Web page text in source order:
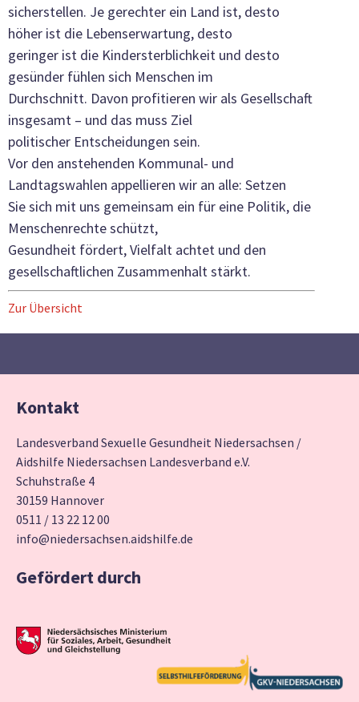
sicherstellen. Je gerechter ein Land ist, desto
höher ist die Lebenserwartung, desto
geringer ist die Kindersterblichkeit und desto
gesünder fühlen sich Menschen im
Durchschnitt. Davon profitieren wir als Gesellschaft
insgesamt – und das muss Ziel
politischer Entscheidungen sein.
Vor den anstehenden Kommunal- und
Landtagswahlen appellieren wir an alle: Setzen
Sie sich mit uns gemeinsam ein für eine Politik, die
Menschenrechte schützt,
Gesundheit fördert, Vielfalt achtet und den
gesellschaftlichen Zusammenhalt stärkt.
Zur Übersicht
Kontakt
Landesverband Sexuelle Gesundheit Niedersachsen /
Aidshilfe Niedersachsen Landesverband e.V.
Schuhstraße 4
30159 Hannover
0511 / 13 22 12 00
info@niedersachsen.aidshilfe.de
Gefördert durch